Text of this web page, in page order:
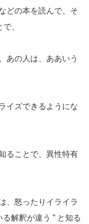
どの本を読んで、そ
、
あの人は、ああいう
イズできるようにな
ることで、異性特有
、怒ったりイライラ
解釈が違う ” と知る